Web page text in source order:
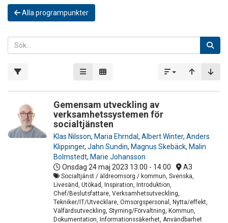
Alla programpunkter
Gemensam utveckling av
verksamhetssystemen för
socialtjänsten
Klas Nilsson, Maria Ehrndal , Albert Winter, Anders
Klippinger, Jahn Sundin, Magnus Skebäck, Malin
Bolmstedt, Marie Johansson
Onsdag 24 maj 2023 13:00 - 14:00 A3
Socialtjänst / äldreomsorg / kommun, Svenska,
Livesänd, Utökad, Inspiration, Introduktion,
Chef/Beslutsfattare, Verksamhetsutveckling,
Tekniker/IT/Utvecklare, Omsorgspersonal, Nytta/effekt,
Välfärdsutveckling, Styrning/Förvaltning, Kommun,
Dokumentation, Informationssäkerhet, Användbarhet